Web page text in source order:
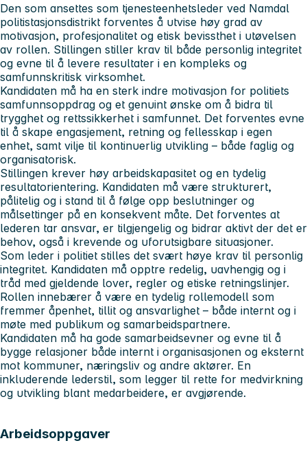
Den som ansettes som tjenesteenhetsleder ved Namdal
politistasjonsdistrikt forventes å utvise høy grad av
motivasjon, profesjonalitet og etisk bevissthet i utøvelsen
av rollen. Stillingen stiller krav til både personlig integritet
og evne til å levere resultater i en kompleks og
samfunnskritisk virksomhet.
Kandidaten må ha en sterk indre motivasjon for politiets
samfunnsoppdrag og et genuint ønske om å bidra til
trygghet og rettssikkerhet i samfunnet. Det forventes evne
til å skape engasjement, retning og fellesskap i egen
enhet, samt vilje til kontinuerlig utvikling – både faglig og
organisatorisk.
Stillingen krever høy arbeidskapasitet og en tydelig
resultatorientering. Kandidaten må være strukturert,
pålitelig og i stand til å følge opp beslutninger og
målsettinger på en konsekvent måte. Det forventes at
lederen tar ansvar, er tilgjengelig og bidrar aktivt der det er
behov, også i krevende og uforutsigbare situasjoner.
Som leder i politiet stilles det svært høye krav til personlig
integritet. Kandidaten må opptre redelig, uavhengig og i
tråd med gjeldende lover, regler og etiske retningslinjer.
Rollen innebærer å være en tydelig rollemodell som
fremmer åpenhet, tillit og ansvarlighet – både internt og i
møte med publikum og samarbeidspartnere.
Kandidaten må ha gode samarbeidsevner og evne til å
bygge relasjoner både internt i organisasjonen og eksternt
mot kommuner, næringsliv og andre aktører. En
inkluderende lederstil, som legger til rette for medvirkning
og utvikling blant medarbeidere, er avgjørende.
Arbeidsoppgaver